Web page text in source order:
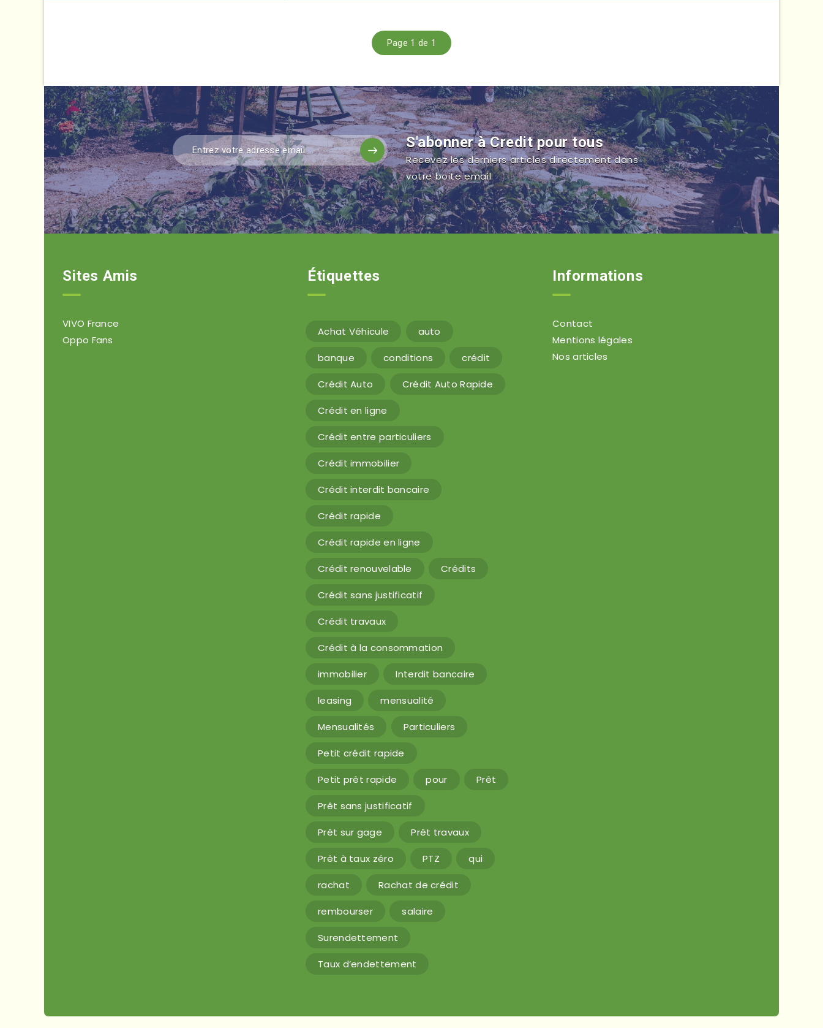
Page 1 de 1
S'abonner à Credit pour tous
Recevez les derniers articles directement dans
votre boite email.
Sites Amis
VIVO France
Oppo Fans
Étiquettes
Achat Véhicule auto
banque conditions crédit
Crédit Auto Crédit Auto Rapide
Crédit en ligne
Crédit entre particuliers
Crédit immobilier
Crédit interdit bancaire
Crédit rapide
Crédit rapide en ligne
Crédit renouvelable Crédits
Crédit sans justificatif
Crédit travaux
Crédit à la consommation
immobilier Interdit bancaire
leasing mensualité
Mensualités Particuliers
Petit crédit rapide
Petit prêt rapide pour Prêt
Prêt sans justificatif
Prêt sur gage Prêt travaux
Prêt à taux zéro PTZ qui
rachat Rachat de crédit
rembourser salaire
Surendettement
Taux d’endettement
Informations
Contact
Mentions légales
Nos articles